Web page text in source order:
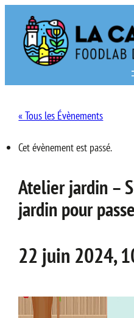
« Tous les Évènements
Cet évènement est passé.
Atelier jardin –
jardin pour
22 juin 2024,